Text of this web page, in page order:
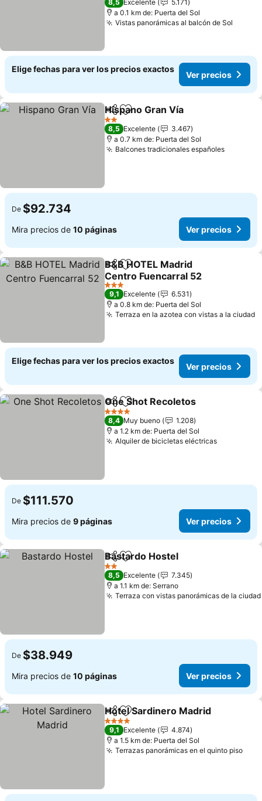
8,5 Excelente
5.171
a 0.1 km de: Puerta del Sol
Vistas panorámicas al balcón de Sol
Elige fechas para ver los precios exactos
Ver precios
CompartirAgregar a favoritos
Hispano Gran Vía
2 Estrellas
8,5 Excelente
3.467
a 0.7 km de: Puerta del Sol
Balcones tradicionales españolesVer
De $92.734
Mira precios de 10 páginas Ver precios
CompartirAgregar a favoritos
B&B HOTEL Madrid
Centro Fuencarral 52
Ver precios
3 Estrellas
9,1 Excelente
6.531
a 0.8 km de: Puerta del Sol
Terraza en la azotea con vistas a la ciudad
Elige fechas para ver los precios exactos
Ver precios
CompartirAgregar a favoritos
One Shot Recoletos
4 Estrellas
8,4 Muy bueno
1.208
a 1.2 km de: Puerta del Sol
Alquiler de bicicletas eléctricasVer
De $111.570
Mira precios de 9 páginas Ver precios
CompartirAgregar a favoritos
Bastardo Hostel
2 Estrellas
8,5 Excelente
7.345
a 1.1 km de: Serrano
Terraza con vistas panorámicas de la ciudad
De $38.949
Mira precios de 10 páginas Ver precios
CompartirAgregar a favoritos
Hotel Sardinero Madrid
4 Estrellas
9,1 Excelente
4.874
a 1.5 km de: Puerta del Sol
Terrazas panorámicas en el quinto pisoVer